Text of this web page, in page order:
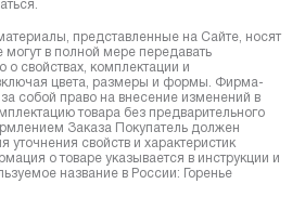
представленные на Сайте, носят
могут в полной мере передавать
свойствах, комплектации и
включая цвета, размеры и формы. Фирма-
собой право на внесение изменений в
товара без предварительного
Заказа Покупатель должен
уточнения свойств и характеристик
о товаре указывается в инструкции и
название в России: Горенье